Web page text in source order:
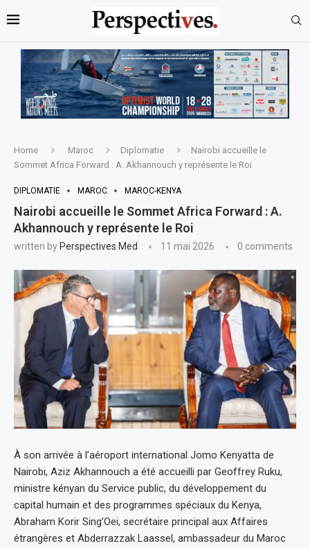
Home Maroc Diplomatie
Nairobi accueille le
Sommet Africa Forward : A. Akhannouch y représente le Roi
DIPLOMATIE MAROC MAROC-KENYA
Nairobi accueille le Sommet Africa Forward : A.
Akhannouch y représente le Roi
written by Perspectives Med 11 mai 2026 0 comments
À son arrivée à l’aéroport international Jomo Kenyatta de
Nairobi, Aziz Akhannouch a été accueilli par Geoffrey Ruku,
ministre kényan du Service public, du développement du
capital humain et des programmes spéciaux du Kenya,
Abraham Korir Sing’Oei, secrétaire principal aux Affaires
étrangères et Abderrazzak Laassel, ambassadeur du Maroc